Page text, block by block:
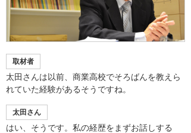
取材者
太田さんは以前、商業高校でそろばんを教えら
れていた経験があるそうですね。
太田さん
はい、そうです。私の経歴をまずお話しする